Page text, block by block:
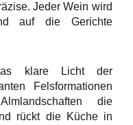
Jeder Wein wird
auf die Gerichte
klare Licht der
Felsformationen
die
rückt die Küche in